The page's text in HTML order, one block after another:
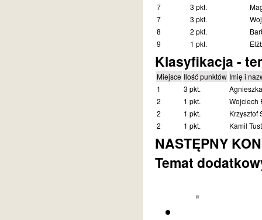
7
3 pkt.
7
3 pkt.
8
2 pkt.
9
1 pkt.
Klasyfikacja -
Miejsce Ilość punktów Imię i
1
3 pkt.
2
1 pkt.
Wojciech
2
1 pkt.
Krzysztof
2
1 pkt. Kamil Tust
NASTĘPNY
Temat